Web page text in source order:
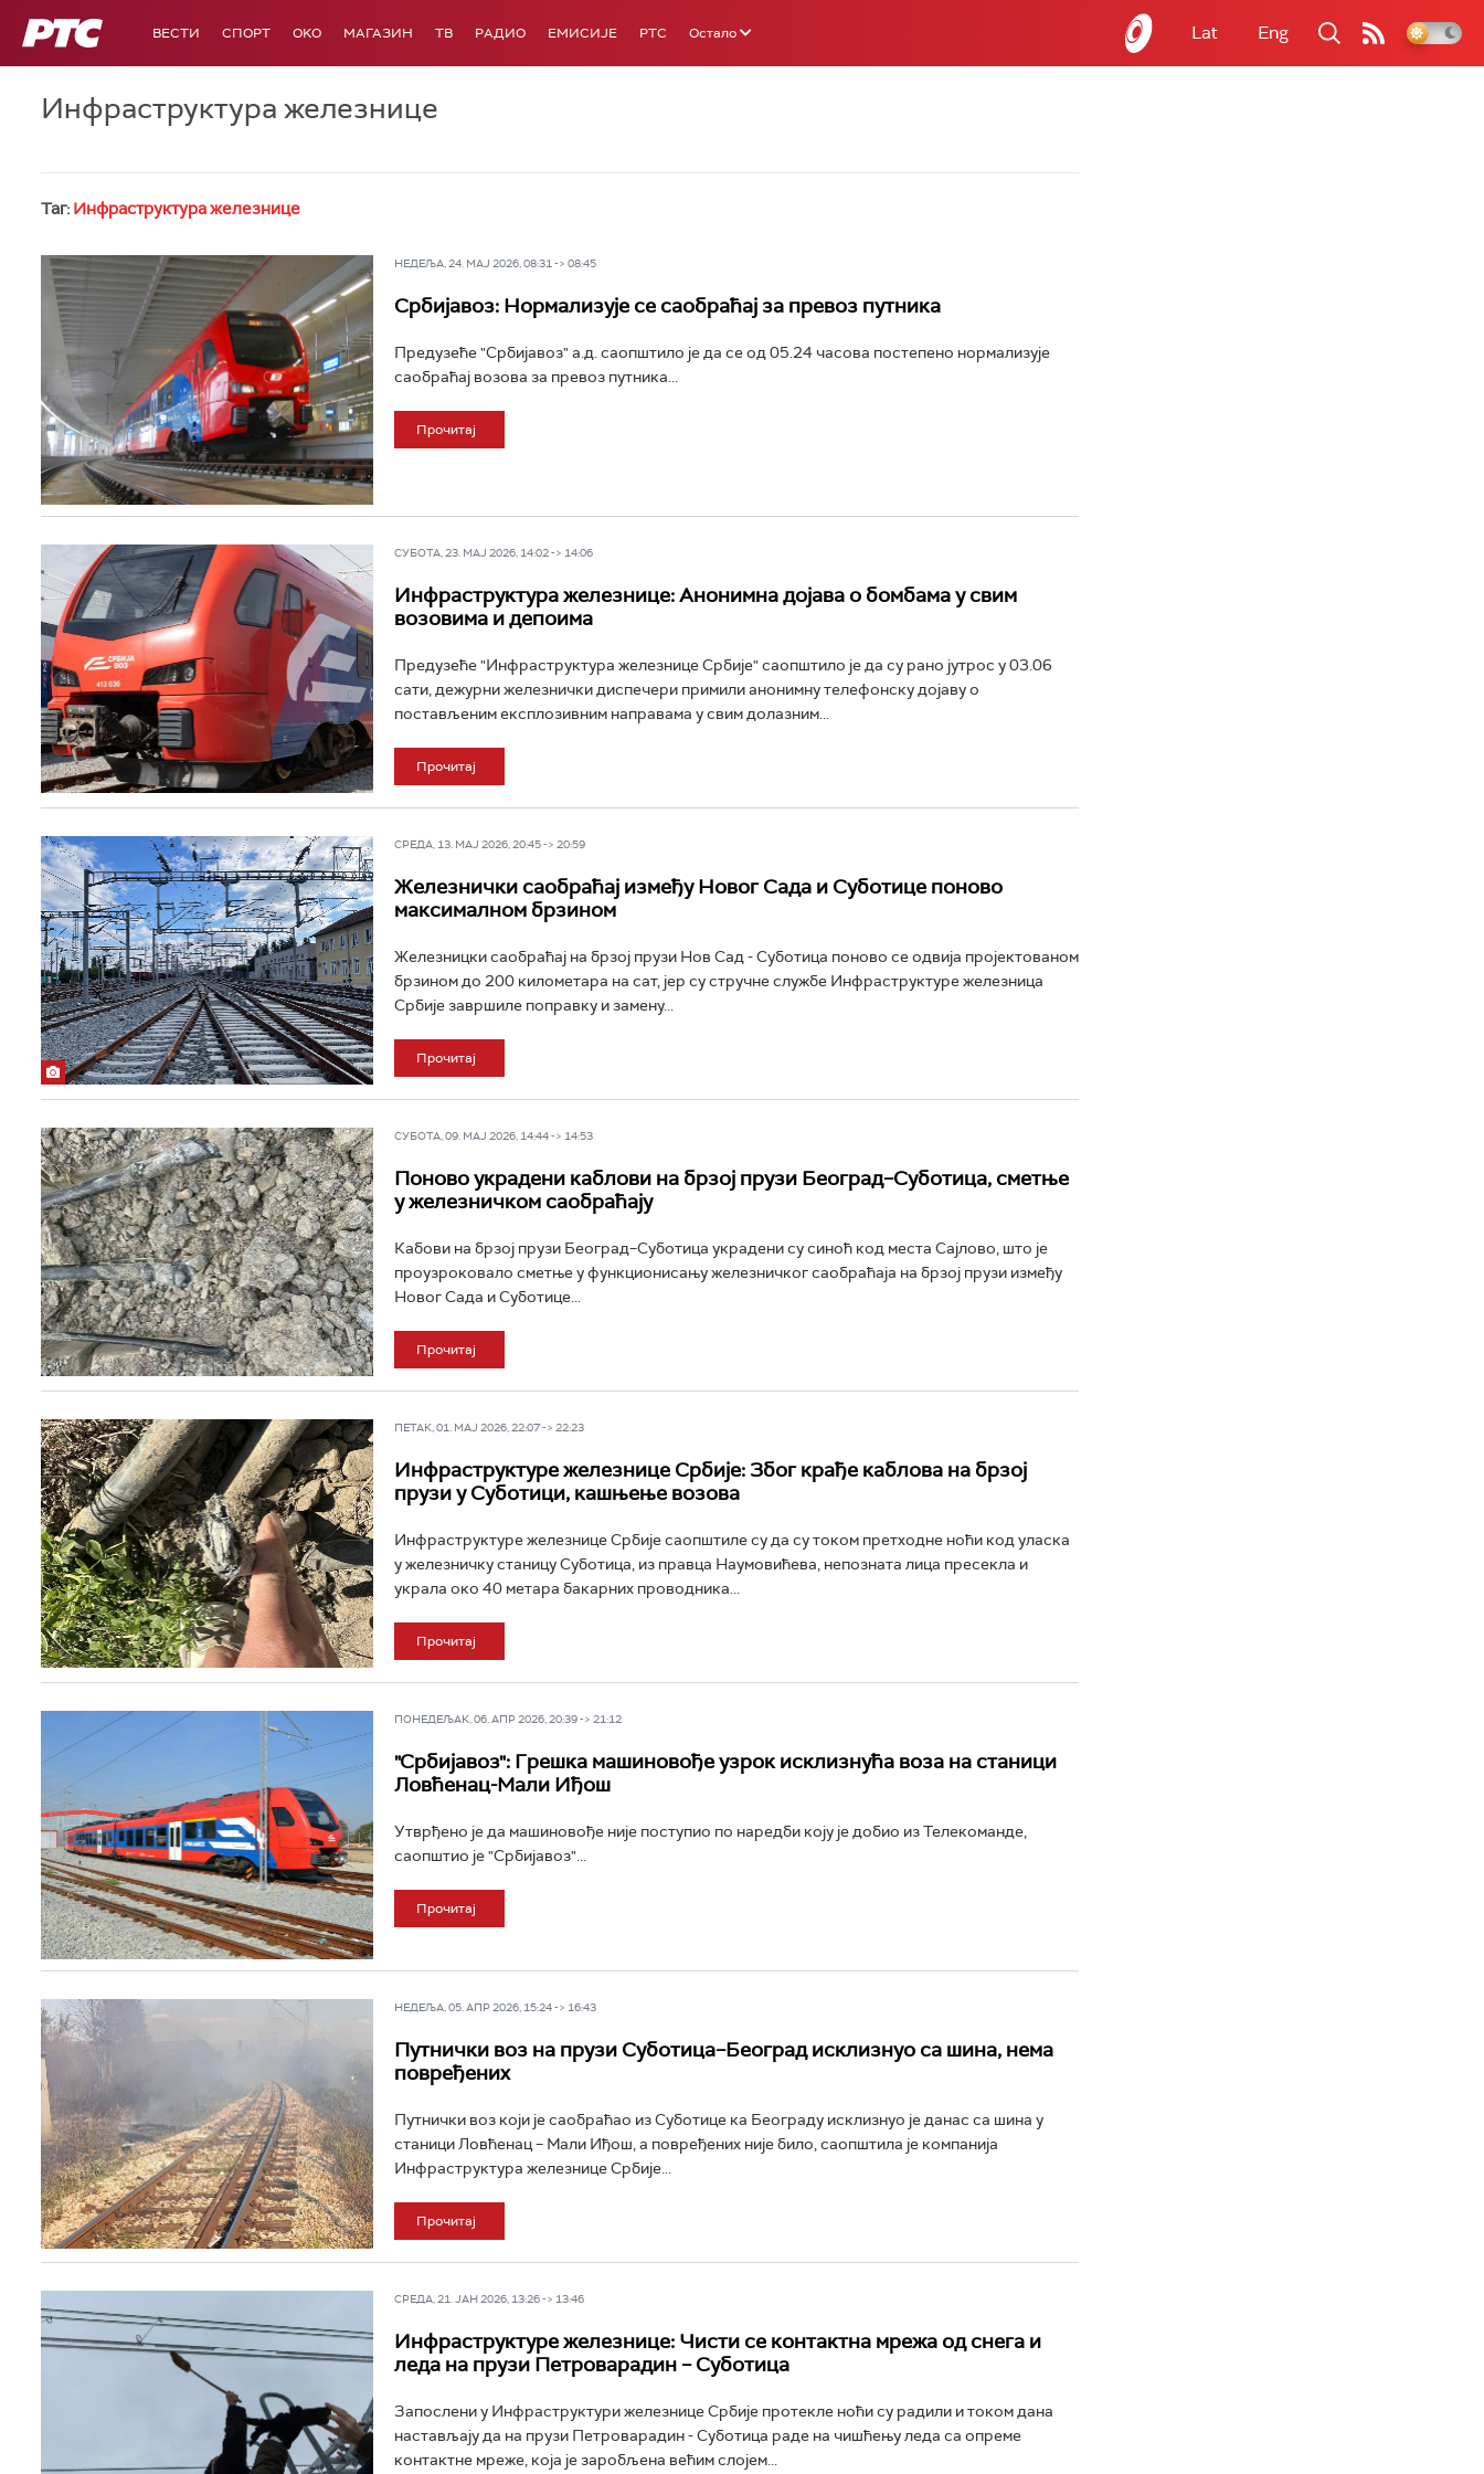
РТС ВЕСТИ СПОРТ OKO МАГАЗИН ТВ РАДИО ЕМИСИЈЕ РТС Остало Lat Eng
Инфраструктура железнице
Таг: Инфраструктура железнице
НЕДЕЉА, 24. МАЈ 2026, 08:31 -> 08:45
Србијавоз: Нормализује се саобраћај за превоз путника
Предузеће "Србијавоз" а.д. саопштило је да се од 05.24 часова постепено нормализује
саобраћај возова за превоз путника...
Прочитај
СУБОТА, 23. МАЈ 2026, 14:02 -> 14:06
Инфраструктура железнице: Анонимна дојава о бомбама у свим
возовима и депоима
Предузеће "Инфраструктура железнице Србије" саопштило је да су рано јутрос у 03.06
сати, дежурни железнички диспечери примили анонимну телефонску дојаву о
постављеним експлозивним направама у свим долазним...
Прочитај
СРЕДА, 13. МАЈ 2026, 20:45 -> 20:59
Железнички саобраћај између Новог Сада и Суботице поново
максималном брзином
Железницки саобраћај на брзој прузи Нов Сад - Суботица поново се одвија пројектованом
брзином до 200 километара на сат, јер су стручне службе Инфраструктуре железница
Србије завршиле поправку и замену...
Прочитај
СУБОТА, 09. МАЈ 2026, 14:44 -> 14:53
Поново украдени каблови на брзој прузи Београд–Суботица, сметње
у железничком саобраћају
Кабови на брзој прузи Београд–Суботица украдени су синоћ код места Сајлово, што је
проузроковало сметње у функционисању железничког саобраћаја на брзој прузи између
Новог Сада и Суботице...
Прочитај
ПЕТАК, 01. МАЈ 2026, 22:07 -> 22:23
Инфраструктуре железнице Србије: Због крађе каблова на брзој
прузи у Суботици, кашњење возова
Инфраструктуре железнице Србије саопштиле су да су током претходне ноћи код уласка
у железничку станицу Суботица, из правца Наумовићева, непозната лица пресекла и
украла око 40 метара бакарних проводника...
Прочитај
ПОНЕДЕЉАК, 06. АПР 2026, 20:39 -> 21:12
"Србијавоз": Грешка машиновође узрок исклизнућа воза на станици
Ловћенац-Мали Иђош
Утврђено је да машиновође није поступио по наредби коју је добио из Телекоманде,
саопштио је "Србијавоз"...
Прочитај
НЕДЕЉА, 05. АПР 2026, 15:24 -> 16:43
Путнички воз на прузи Суботица–Београд исклизнуо са шина, нема
повређених
Путнички воз који је саобраћао из Суботице ка Београду исклизнуо је данас са шина у
станици Ловћенац – Мали Иђош, а повређених није било, саопштила је компанија
Инфраструктура железнице Србије...
Прочитај
СРЕДА, 21. ЈАН 2026, 13:26 -> 13:46
Инфраструктуре железнице: Чисти се контактна мрежа од снега и
леда на прузи Петроварадин – Суботица
Запослени у Инфраструктури железнице Србије протекле ноћи су радили и током дана
настављају да на прузи Петроварадин - Суботица раде на чишћењу леда са опреме
контактне мреже, која је заробљена већим слојем...